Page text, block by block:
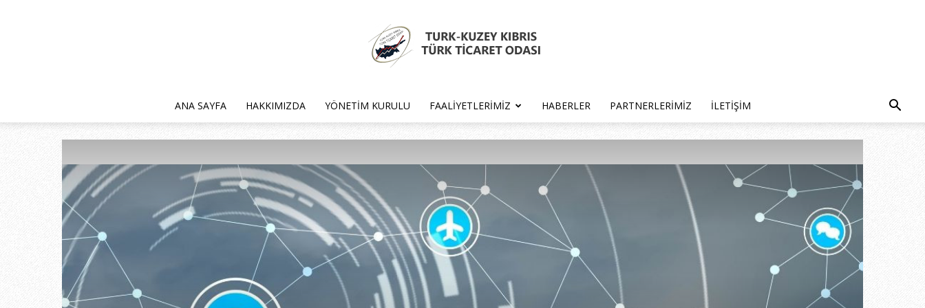
Kıbrıs
Türk
ANA SAYFA HAKKIMIZDA YÖNETIM KURULU FAALIYETLERIMIZ HABERLER PARTNERLERIMIZ İLETIŞIM